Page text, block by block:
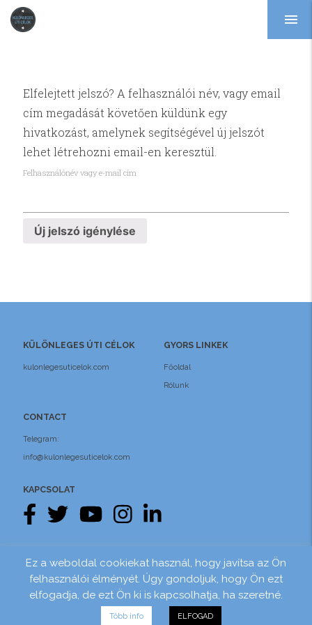
menu
Elfelejtett jelszó? A felhasználói név, vagy email
cím megadását követően küldünk egy
hivatkozást, amelynek segítségével új jelszót
lehet létrehozni email-en keresztül.
Felhasználónév vagy e-mail cím
Új jelszó igénylése
KÜLÖNLEGES ÚTI CÉLOK
kulonlegesuticelok.com
GYORS LINKEK
Főoldal
Rólunk
CONTACT
Telegram:
info@kulonlegesuticelok.com
KAPCSOLAT
Pénzügyi biztosítás Adatvédelem
Felhasználási feltételek Website by Foke &SRD
Ez a weboldal cookiekat használ, hogy javítsa az Ön
felhasználói élményét. Úgy gondoljuk, hogy Ön ezt
elfogadja, de ezt Ön ki is kapcsolhatja, ha szeretné.
Több info ELFOGAD